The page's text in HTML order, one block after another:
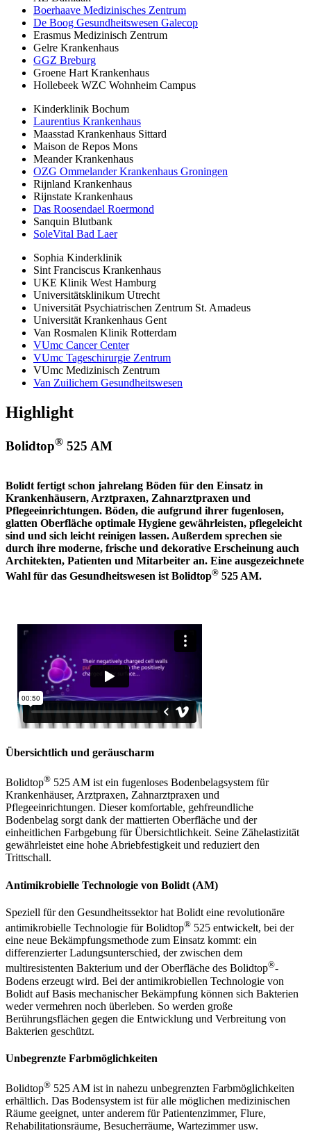
Boerhaave Medizinisches Zentrum
De Boog Gesundheitswesen Galecop
Erasmus Medizinisch Zentrum
Gelre Krankenhaus
GGZ Breburg
Groene Hart Krankenhaus
Hollebeek WZC Wohnheim Campus
Kinderklinik Bochum
Laurentius Krankenhaus
Maasstad Krankenhaus Sittard
Maison de Repos Mons
Meander Krankenhaus
OZG Ommelander Krankenhaus Groningen
Rijnland Krankenhaus
Rijnstate Krankenhaus
Das Roosendael Roermond
Sanquin Blutbank
SoleVital Bad Laer
Sophia Kinderklinik
Sint Franciscus Krankenhaus
UKE Klinik West Hamburg
Universitätsklinikum Utrecht
Universität Psychiatrischen Zentrum St. Amadeus
Universität Krankenhaus Gent
Van Rosmalen Klinik Rotterdam
VUmc Cancer Center
VUmc Tageschirurgie Zentrum
VUmc Medizinisch Zentrum
Van Zuilichem Gesundheitswesen
Highlight
Bolidtop® 525 AM
Bolidt fertigt schon jahrelang Böden für den Einsatz in
Krankenhäusern, Arztpraxen, Zahnarztpraxen und
Pflegeeinrichtungen. Böden, die aufgrund ihrer fugenlosen,
glatten Oberfläche optimale Hygiene gewährleisten, pflegeleicht
sind und sich leicht reinigen lassen. Außerdem sprechen sie
durch ihre moderne, frische und dekorative Erscheinung auch
Architekten, Patienten und Mitarbeiter an. Eine ausgezeichnete
Wahl für das Gesundheitswesen ist Bolidtop® 525 AM.
Übersichtlich und geräuscharm
Bolidtop® 525 AM ist ein fugenloses Bodenbelagsystem für
Krankenhäuser, Arztpraxen, Zahnarztpraxen und
Pflegeeinrichtungen. Dieser komfortable, gehfreundliche
Bodenbelag sorgt dank der mattierten Oberfläche und der
einheitlichen Farbgebung für Übersichtlichkeit. Seine Zähelastizität
gewährleistet eine hohe Abriebfestigkeit und reduziert den
Trittschall.
Antimikrobielle Technologie von Bolidt (AM)
Speziell für den Gesundheitssektor hat Bolidt eine revolutionäre
antimikrobielle Technologie für Bolidtop® 525 entwickelt, bei der
eine neue Bekämpfungsmethode zum Einsatz kommt: ein
differenzierter Ladungsunterschied, der zwischen dem
multiresistenten Bakterium und der Oberfläche des Bolidtop®-
Bodens erzeugt wird. Bei der antimikrobiellen Technologie von
Bolidt auf Basis mechanischer Bekämpfung können sich Bakterien
weder vermehren noch überleben. So werden große
Berührungsflächen gegen die Entwicklung und Verbreitung von
Bakterien geschützt.
Unbegrenzte Farbmöglichkeiten
Bolidtop® 525 AM ist in nahezu unbegrenzten Farbmöglichkeiten
erhältlich. Das Bodensystem ist für alle möglichen medizinischen
Räume geeignet, unter anderem für Patientenzimmer, Flure,
Rehabilitationsräume, Besucherräume, Wartezimmer usw.